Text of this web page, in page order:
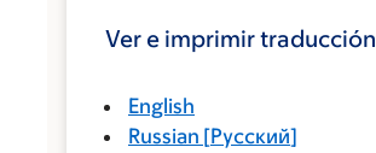
Ver e imprimir traducción
English
Russian [Русский]